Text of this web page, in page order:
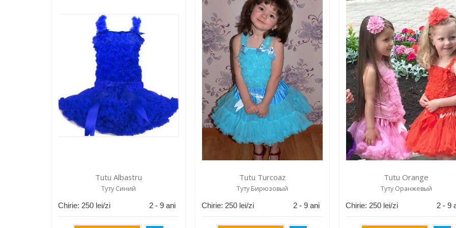
Tutu Albastru
Туту Синий
Chirie: 250 lei/zi 2 - 9 ani
Tutu Turcoaz
Туту Бирюзовый
Chirie: 250 lei/zi 2 - 9 ani
Tutu Orange
Туту Оранжевый
Chirie: 250lei/zi 2 - 9